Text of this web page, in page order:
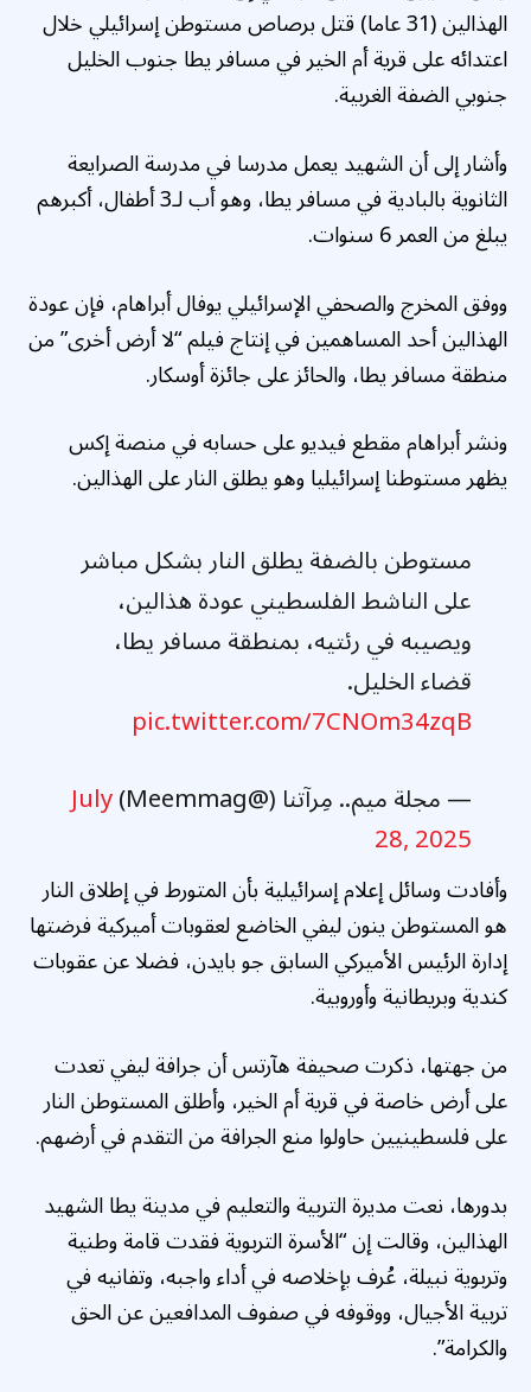
الهذالين (31 عاما) قتل برصاص مستوطن إسرائيلي خلال
اعتدائه على قرية أم الخير في مسافر يطا جنوب الخليل
جنوبي الضفة الغربية.
وأشار إلى أن الشهيد يعمل مدرسا في مدرسة الصرايعة
الثانوية بالبادية في مسافر يطا، وهو أب لـ3 أطفال، أكبرهم
يبلغ من العمر 6 سنوات.
ووفق المخرج والصحفي الإسرائيلي يوفال أبراهام، فإن عودة
الهذالين أحد المساهمين في إنتاج فيلم “لا أرض أخرى” من
منطقة مسافر يطا، والحائز على جائزة أوسكار.
ونشر أبراهام مقطع فيديو على حسابه في منصة إكس
يظهر مستوطنا إسرائيليا وهو يطلق النار على الهذالين.
مستوطن بالضفة يطلق النار بشكل مباشر
على الناشط الفلسطيني عودة هذالين،
ويصيبه في رئتيه، بمنطقة مسافر يطا،
قضاء الخليل.
pic.twitter.com/7CNOm34zqB
— مجلة ميم.. مِرآتنا (@Meemmag)
July
28, 2025
وأفادت وسائل إعلام إسرائيلية بأن المتورط في إطلاق النار
هو المستوطن ينون ليفي الخاضع لعقوبات أميركية فرضتها
إدارة الرئيس الأميركي السابق جو بايدن، فضلا عن عقوبات
كندية وبريطانية وأوروبية.
من جهتها، ذكرت صحيفة هآرتس أن جرافة ليفي تعدت
على أرض خاصة في قرية أم الخير، وأطلق المستوطن النار
على فلسطينيين حاولوا منع الجرافة من التقدم في أرضهم.
بدورها، نعت مديرة التربية والتعليم في مدينة يطا الشهيد
الهذالين، وقالت إن “الأسرة التربوية فقدت قامة وطنية
وتربوية نبيلة، عُرف بإخلاصه في أداء واجبه، وتفانيه في
تربية الأجيال، ووقوفه في صفوف المدافعين عن الحق
والكرامة”.